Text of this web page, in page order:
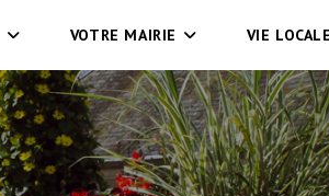
VOTRE MAIRIE VIE LOCALE